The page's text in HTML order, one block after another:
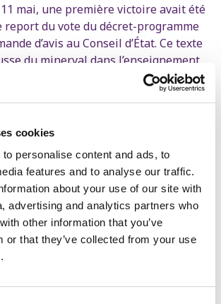
cookies
personalise content and ads, to
features and to analyse our traffic.
about your use of our site with
advertising and analytics partners who
other information that you’ve
or that they’ve collected from your use
mai, une première victoire avait été
report du vote du décret-programme
d’avis au Conseil d’État. Ce texte
du minerval dans l’enseignement
1 200 euros, une augmentation de
des professeurs et la suppression
ne cesse de grandir. Partout, des
élèves s’organisent. Le
de l’ampleur, s’étend à de
et multiplie les actions :
corrections en plein air, sit-ins,
de grève… Une même
le secteur : refuser le
l’enseignement public et défendre